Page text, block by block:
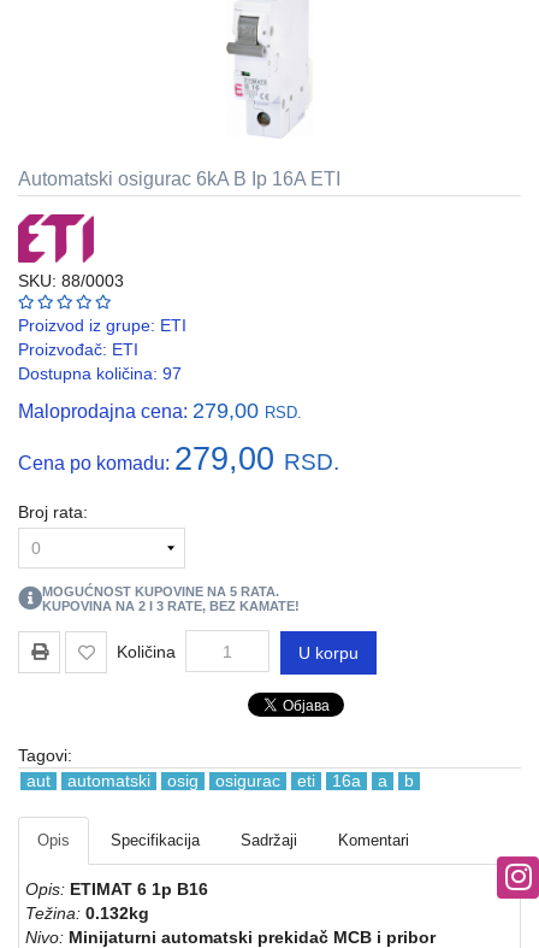
RAZVODNI
I
EDB
KASNE
ELEKTRO
GALANTERIJA
AUTOMATIKA
TEHNIKA
PNK
REGALI
I
GROMOBRANSKA
BOJLERI
ALATI
MASINE
REZERVNI
Automatski osigurac 6kA B Ip 16A ETI
SKU: 88/0003
Proizvod iz grupe: ETI
Proizvođač: ETI
Dostupna količina: 97
Maloprodajna cena: 279,00 RSD.
Cena po komadu: 279,00 RSD.
Broj rata:
MOGUĆNOST KUPOVINE NA 5 RATA.
KUPOVINA NA 2 I 3 RATE, BEZ KAMATE!
Količina U korpu
Tagovi:
aut
automatski osig osigurac eti 16a a b
Opis Specifikacija Sadržaji Komentari
Opis: ETIMAT 6 1p B16
Težina: 0.132kg
Nivo: Minijaturni automatski prekidač MCB i pribor